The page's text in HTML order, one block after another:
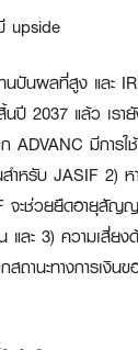
upside
นปันผลที่สูง และ
2037 แล้ว เรา
ADVANC มีการ
นสำหรับ JASIF
จะช่วยยืดอายุสัญญ
ละ 3) ความเสี่ยงด้
สถานะทางการเงิ